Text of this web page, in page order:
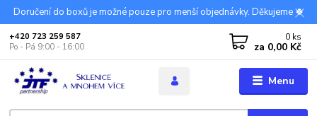
Doručení do boxů je možné pouze pro menší objednávky. Děkujeme 🍀
Menu
+420 723 259 587
Po - Pá 9:00 - 16:00
0 ks
za 0,00 Kč